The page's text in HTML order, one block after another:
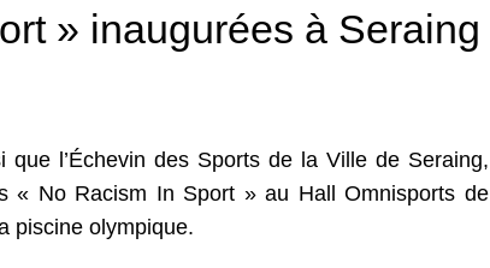
» inaugurées à Seraing
l’Échevin des Sports de la Ville de Seraing,
« No Racism In Sport » au Hall Omnisports de
piscine olympique.